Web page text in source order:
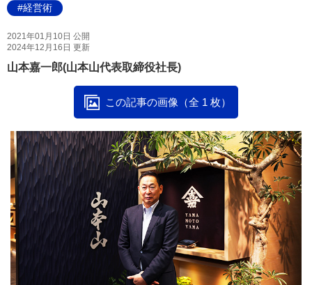
#経営術
2021年01月10日 公開
2024年12月16日 更新
山本嘉一郎(山本山代表取締役社長)
この記事の画像（全 1 枚）